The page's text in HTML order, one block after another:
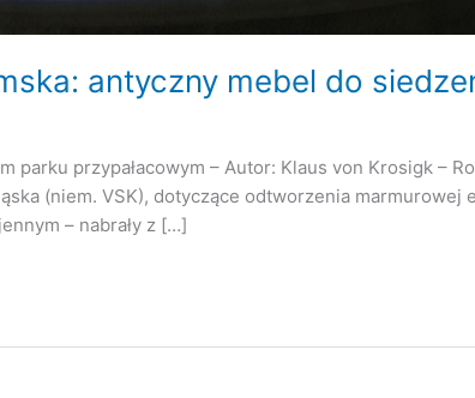
antyczny mebel do
przypałacowym – Autor: Klaus von Krosigk –
(niem. VSK), dotyczące odtworzenia
– nabrały z […]